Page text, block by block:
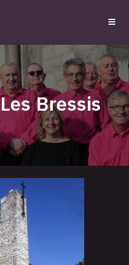
Bressis